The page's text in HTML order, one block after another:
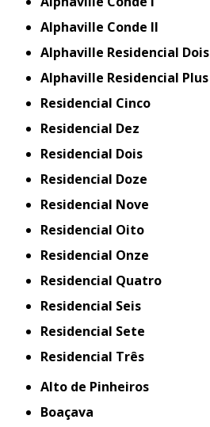
Alphaville Conde II
Alphaville Residencial Dois
Alphaville Residencial Plus
Residencial Cinco
Residencial Dez
Residencial Dois
Residencial Doze
Residencial Nove
Residencial Oito
Residencial Onze
Residencial Quatro
Residencial Seis
Residencial Sete
Residencial Três
Alto de Pinheiros
Boaçava